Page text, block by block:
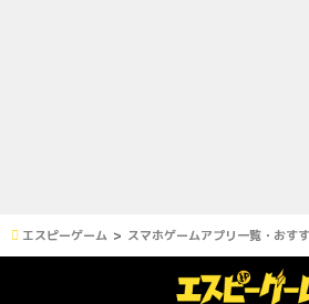
エスピーゲーム スマホゲームアプリ一覧・おす